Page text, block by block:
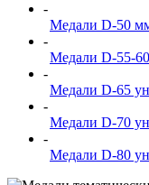
-
Медали D-50
-
Медали D-55-
-
Медали D-65
-
Медали D-70
-
Медали D-80